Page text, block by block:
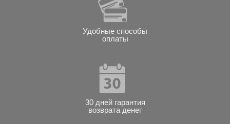
Удобные способы
оплаты
30 дней гарантия
возврата денег